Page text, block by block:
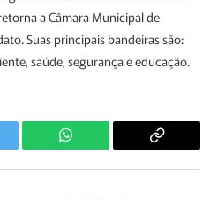
a Câmara Municipal de
Suas principais bandeiras são:
saúde, segurança e educação.
WhatsApp
Copiar